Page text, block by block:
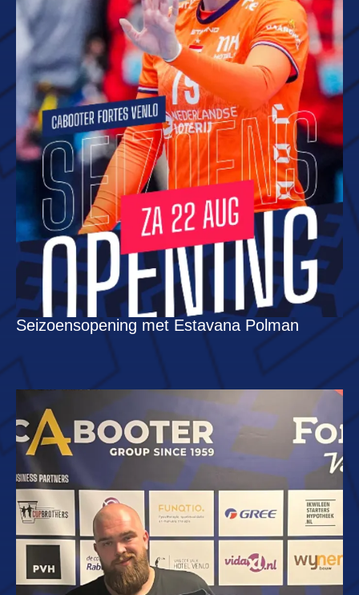
Seizoensopening met Estavana Polman